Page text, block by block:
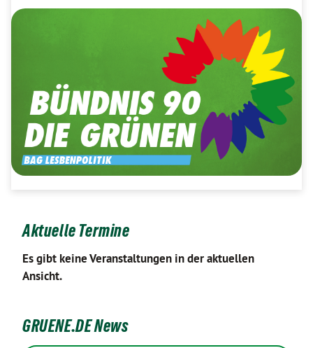
Aktuelle Termine
Es gibt keine Veranstaltungen in der aktuellen
Ansicht.
GRUENE.DE News